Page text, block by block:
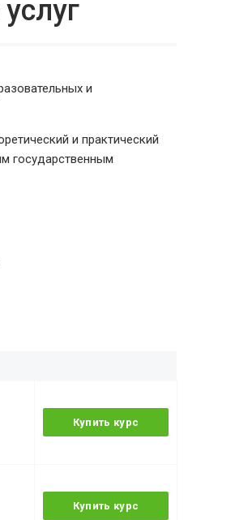
и
и практический
государственным
Купить курс
Купить курс